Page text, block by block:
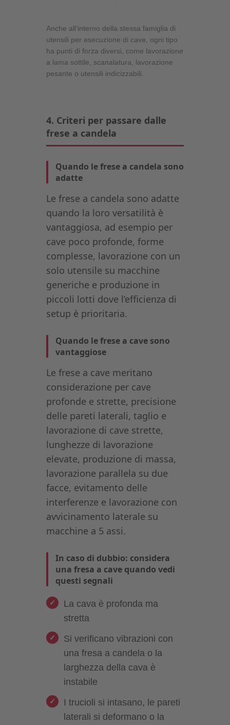
Anche all’interno della stessa famiglia di
utensili per esecuzione di cave, ogni tipo
ha punti di forza diversi, come lavorazione
a lama sottile, scanalatura, lavorazione
pesante o utensili indicizzabili.
4. Criteri per passare dalle
frese a candela
Quando le frese a candela sono
adatte
Le frese a candela sono adatte
quando la loro versatilità è
vantaggiosa, ad esempio per
cave poco profonde, forme
complesse, lavorazione con un
solo utensile su macchine
generiche e produzione in
piccoli lotti dove l’efficienza di
setup è prioritaria.
Quando le frese a cave sono
vantaggiose
Le frese a cave meritano
considerazione per cave
profonde e strette, precisione
delle pareti laterali, taglio e
lavorazione di cave strette,
lunghezze di lavorazione
elevate, produzione di massa,
lavorazione parallela su due
facce, evitamento delle
interferenze e lavorazione con
avvicinamento laterale su
macchine a 5 assi.
In caso di dubbio: considera
una fresa a cave quando vedi
questi segnali
La cava è profonda ma
stretta
Si verificano vibrazioni con
una fresa a candela o la
larghezza della cava è
instabile
I trucioli si intasano, le pareti
laterali si deformano o la